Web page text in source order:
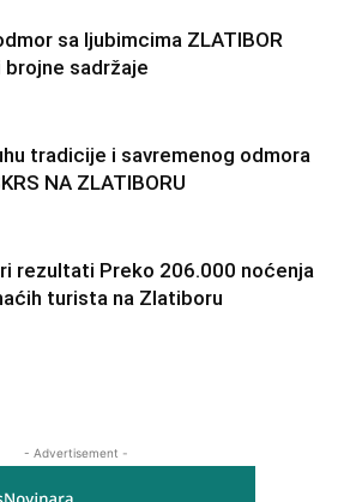
sa ljubimcima ZLATIBOR
brojne sadržaje
tradicije i savremenog odmora
NA ZLATIBORU
rezultati Preko 206.000 noćenja
turista na Zlatiboru
- Advertisement -